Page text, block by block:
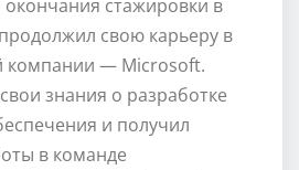
стажировки в
свою карьеру в
компании — Microsoft.
знания о разработке
и получил
в команде